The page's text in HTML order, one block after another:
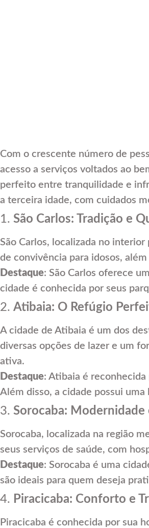
Com o crescente número de
acesso a serviços voltados ao
perfeito entre tranquilidade e
a terceira idade, com cuidados
1. São Carlos: Tradição e
São Carlos, localizada no
de convivência para idosos,
Destaque: São Carlos oferece
cidade é conhecida por seus
2. Atibaia: O Refúgio
A cidade de Atibaia é um dos
diversas opções de lazer e um
ativa.
Destaque: Atibaia é
Além disso, a cidade possui
3. Sorocaba:
Sorocaba, localizada na região
seus serviços de saúde, com
Destaque: Sorocaba é uma
são ideais para quem deseja
4. Piracicaba: Conforto e
Piracicaba é conhecida por sua